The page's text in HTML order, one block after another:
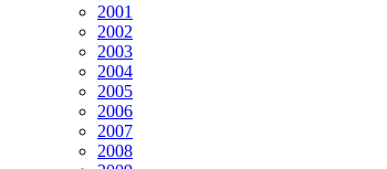
2001
2002
2003
2004
2005
2006
2007
2008